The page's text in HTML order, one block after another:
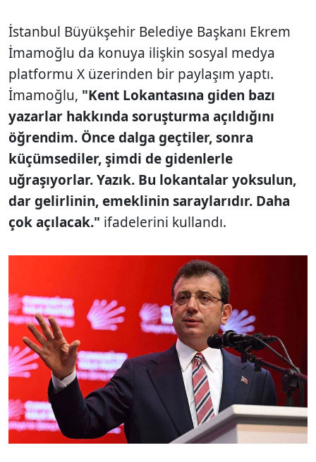
İstanbul Büyükşehir Belediye Başkanı Ekrem
İmamoğlu da konuya ilişkin sosyal medya
platformu X üzerinden bir paylaşım yaptı.
İmamoğlu, "Kent Lokantasına giden bazı
yazarlar hakkında soruşturma açıldığını
öğrendim. Önce dalga geçtiler, sonra
küçümsediler, şimdi de gidenlerle
uğraşıyorlar. Yazık. Bu lokantalar yoksulun,
dar gelirlinin, emeklinin saraylarıdır. Daha
çok açılacak." ifadelerini kullandı.